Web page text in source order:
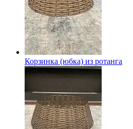
Корзинка (юбка) из ротанга